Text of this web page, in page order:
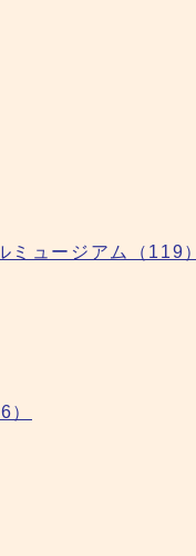
ュージアム（119）
）